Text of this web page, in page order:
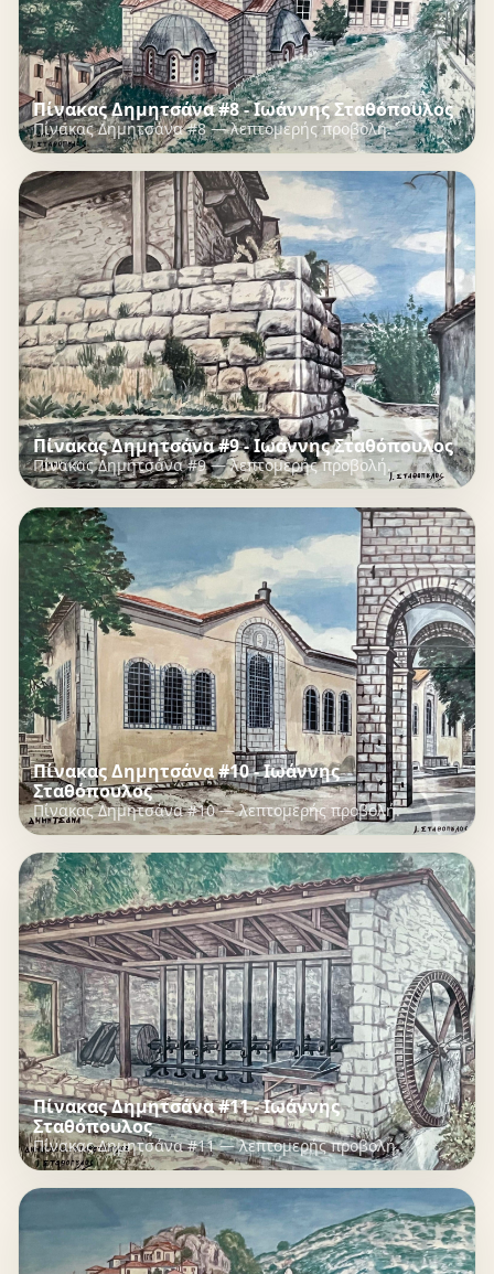
Πίνακας Δημητσάνα #8 - Ιωάννης Σταθόπουλος
Πίνακας Δημητσάνα #8 — λεπτομερής προβολή.
Πίνακας Δημητσάνα #9 - Ιωάννης Σταθόπουλος
Πίνακας Δημητσάνα #9 — λεπτομερής προβολή.
Πίνακας Δημητσάνα #10 - Ιωάννης
Σταθόπουλος
Πίνακας Δημητσάνα #10 — λεπτομερής προβολή.
Πίνακας Δημητσάνα #11 - Ιωάννης
Σταθόπουλος
Πίνακας Δημητσάνα #11 — λεπτομερής προβολή.